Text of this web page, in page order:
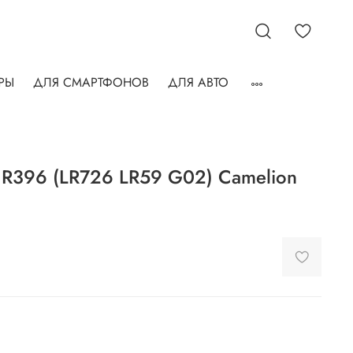
ДЛЯ СМАРТФОНОВ
ДЛЯ АВТО
R396 (LR726 LR59 G02) Camelion